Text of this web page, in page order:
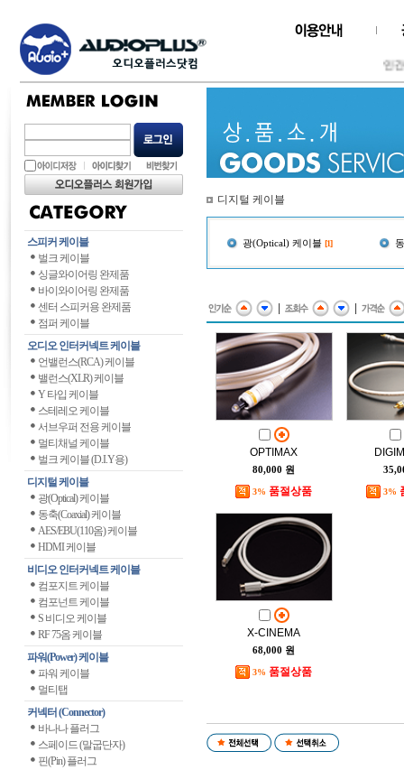
인간
스피커 케이블
벌크 케이블
싱글와이어링 완제품
바이와이어링 완제품
센터 스피커용 완제품
점퍼 케이블
오디오 인터커넥트 케이블
언밸런스(RCA) 케이블
밸런스(XLR) 케이블
Y 타입 케이블
스테레오 케이블
서브우퍼 전용 케이블
멀티채널 케이블
벌크 케이블 (D.I.Y용)
디지털 케이블
광(Optical) 케이블
동축(Coaxial) 케이블
AES/EBU(110옴) 케이블
HDMI 케이블
비디오 인터커넥트 케이블
컴포지트 케이블
컴포넌트 케이블
S 비디오 케이블
RF 75옴 케이블
파워(Power) 케이블
파워 케이블
멀티탭
커넥터 (Connector)
바나나 플러그
스페이드 (말굽단자)
핀(Pin) 플러그
디지털 케이블
광(Optical) 케이블 [1]
| |
OPTIMAX
80,000 원
3% 품절상품 3%
X-CINEMA
68,000 원
3% 품절상품